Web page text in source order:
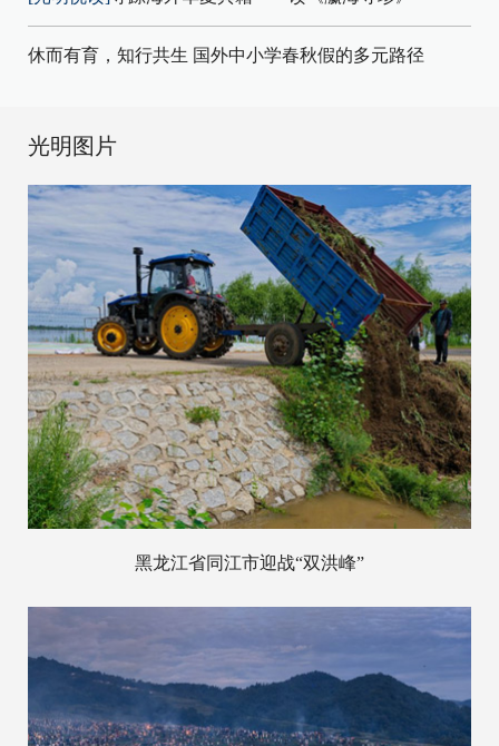
休而有育，知行共生 国外中小学春秋假的多元路径
光明图片
黑龙江省同江市迎战“双洪峰”